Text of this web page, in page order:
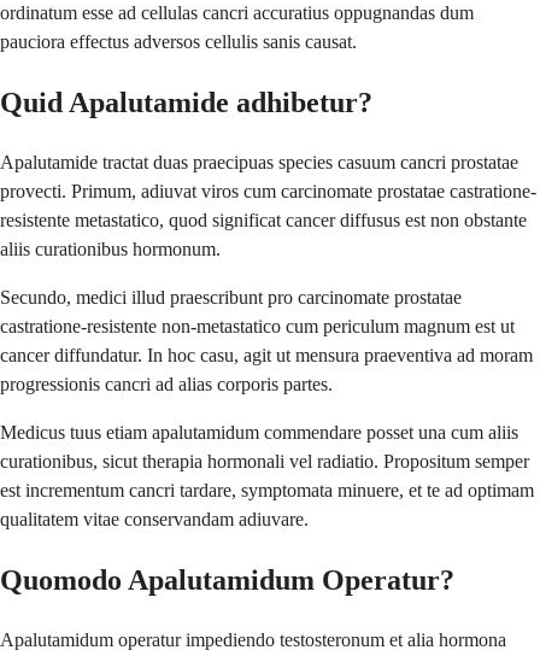
ordinatum esse ad cellulas cancri accuratius oppugnandas dum
pauciora effectus adversos cellulis sanis causat.
Quid Apalutamide adhibetur?
Apalutamide tractat duas praecipuas species casuum cancri prostatae
provecti. Primum, adiuvat viros cum carcinomate prostatae castratione-
resistente metastatico, quod significat cancer diffusus est non obstante
aliis curationibus hormonum.
Secundo, medici illud praescribunt pro carcinomate prostatae
castratione-resistente non-metastatico cum periculum magnum est ut
cancer diffundatur. In hoc casu, agit ut mensura praeventiva ad moram
progressionis cancri ad alias corporis partes.
Medicus tuus etiam apalutamidum commendare posset una cum aliis
curationibus, sicut therapia hormonali vel radiatio. Propositum semper
est incrementum cancri tardare, symptomata minuere, et te ad optimam
qualitatem vitae conservandam adiuvare.
Quomodo Apalutamidum Operatur?
Apalutamidum operatur impediendo testosteronum et alia hormona